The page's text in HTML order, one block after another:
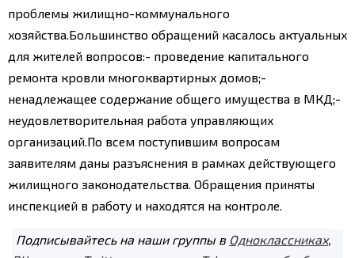
проблемы жилищно-коммунального
хозяйства. Большинство обращений касалось актуальных
для жителей вопросов:- проведение капитального
ремонта кровли многоквартирных домов;-
ненадлежащее содержание общего имущества в МКД;-
неудовлетворительная работа управляющих
организаций. По всем поступившим вопросам
заявителям даны разъяснения в рамках действующего
жилищного законодательства. Обращения приняты
инспекцией в работу и находятся на контроле.
Подписывайтесь на наши группы в Одноклассниках,